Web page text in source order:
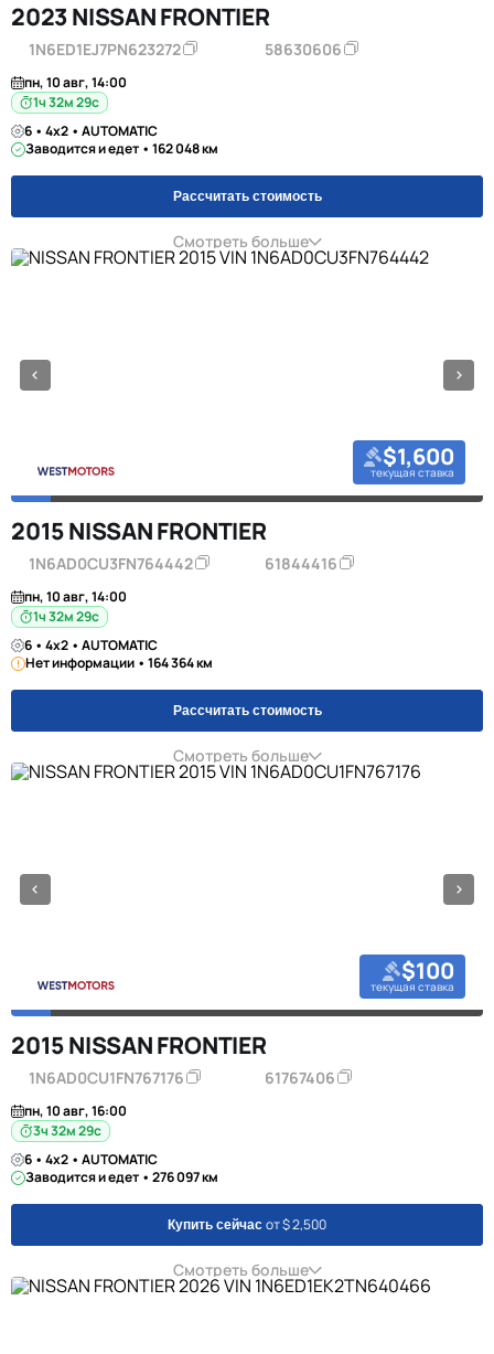
2023 NISSAN FRONTIER
1N6ED1EJ7PN623272 58630606
пн, 10 авг, 14:00
1ч 32м 28с
6 • 4x2 • AUTOMATIC
Заводится и едет • 162 048 км
Рассчитать стоимость
Смотреть больше
$1,600
текущая ставка
2015 NISSAN FRONTIER
1N6AD0CU3FN764442 61844416
пн, 10 авг, 14:00
1ч 32м 28с
6 • 4x2 • AUTOMATIC
Нет информации • 164 364 км
Рассчитать стоимость
Смотреть больше
$100
текущая ставка
2015 NISSAN FRONTIER
1N6AD0CU1FN767176 61767406
пн, 10 авг, 16:00
3ч 32м 28с
6 • 4x2 • AUTOMATIC
Заводится и едет • 276 097 км
Купить сейчас от $ 2,500
Смотреть больше